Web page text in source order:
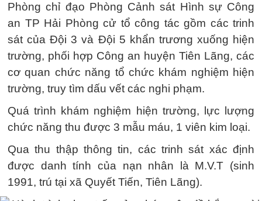
Phòng chỉ đạo Phòng Cảnh sát Hình sự Công
an TP Hải Phòng cử tổ công tác gồm các trinh
sát của Đội 3 và Đội 5 khẩn trương xuống hiện
trường, phối hợp Công an huyện Tiên Lãng, các
cơ quan chức năng tổ chức khám nghiệm hiện
trường, truy tìm dấu vết các nghi phạm.
Quá trình khám nghiệm hiện trường, lực lượng
chức năng thu được 3 mẫu máu, 1 viên kim loại.
Qua thu thập thông tin, các trinh sát xác định
được danh tính của nạn nhân là M.V.T (sinh
1991, trú tại xã Quyết Tiến, Tiên Lãng).